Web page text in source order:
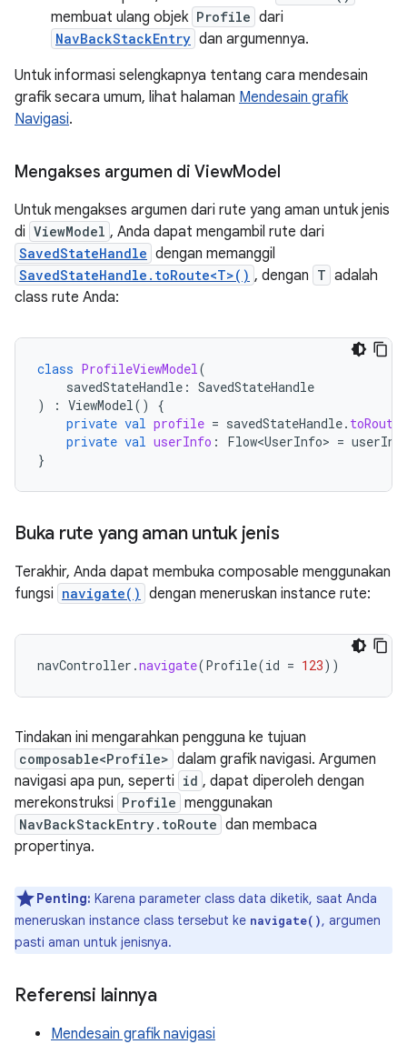
membuat ulang objek Profile dari
NavBackStackEntry dan argumennya.
Untuk informasi selengkapnya tentang cara mendesain
grafik secara umum, lihat halaman Mendesain grafik
Navigasi.
Mengakses argumen di ViewModel
Untuk mengakses argumen dari rute yang aman untuk jenis
di ViewModel , Anda dapat mengambil rute dari
SavedStateHandle dengan memanggil
SavedStateHandle.toRoute<T>() , dengan T adalah
class rute Anda:
class ProfileViewModel(
savedStateHandle : SavedStateHandle
)
: ViewModel()
{
private val profile = savedStateHandle.
private val userInfo : Flow<UserInfo> =
}
Buka rute yang aman untuk jenis
Terakhir, Anda dapat membuka composable menggunakan
fungsi navigate() dengan meneruskan instance rute:
navController .navigate(Profile(id = 123))
Tindakan ini mengarahkan pengguna ke tujuan
composable<Profile> dalam grafik navigasi. Argumen
navigasi apa pun, seperti id , dapat diperoleh dengan
merekonstruksi Profile menggunakan
NavBackStackEntry.toRoute dan membaca
propertinya.
Penting: Karena parameter class data diketik, saat Anda
meneruskan instance class tersebut ke navigate(), argumen
pasti aman untuk jenisnya.
Referensi lainnya
Mendesain grafik navigasi